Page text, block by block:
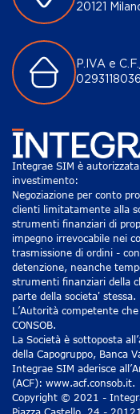
20121
P.IVA e
Integrae SIM è
investimento:
Negoziazione per conto
clienti limitatamente alla
strumenti finanziari di
impegno irrevocabile nei
trasmissione di ordini -
detenzione, neanche
strumenti finanziari della
parte della societa' stessa.
L’Autorità competente
CONSOB.
La Società è sottoposta
della Capogruppo, Banca
Integrae SIM aderisce
(ACF): www.acf.consob.it.
Copyright © 2021 -
Piazza Castello, 24 -